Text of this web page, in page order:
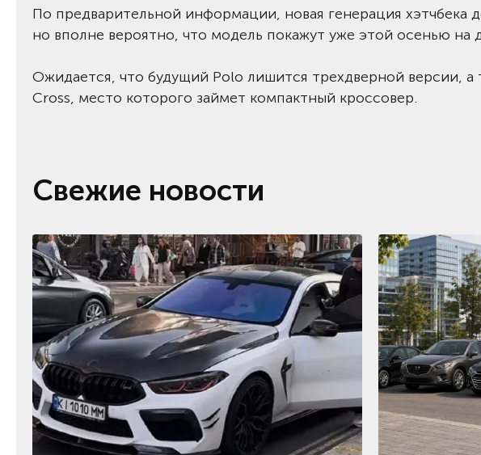
По предварительной информации, новая генерация
но вполне вероятно, что модель покажут уже этой осенью
Ожидается, что будущий Polo лишится трехдверной версии, а
Cross, место которого займет компактный кроссовер.
Свежие новости